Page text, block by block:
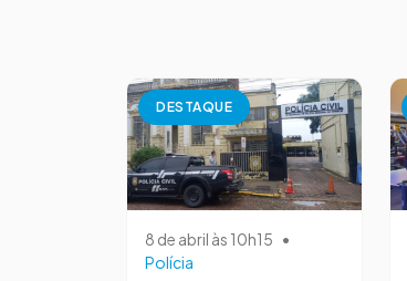
DESTAQUE
8 de abril às 10h15 •
Polícia